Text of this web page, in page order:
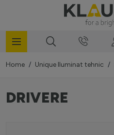
Home / Unique Iluminat tehnic /
DRIVERE